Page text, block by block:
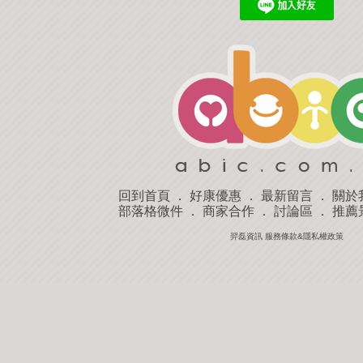
回到首頁 ． 好康優惠 ． 最新留言 ． 關於
部落格微件． 商家合作． 討論區 ． 推薦
羿磊資訊 服務條款&隱私權政策